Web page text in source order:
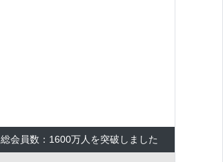
総会員数：1600万人を突破しました